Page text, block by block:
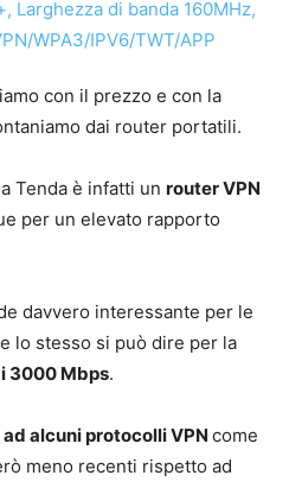
con il prezzo e con la
dai router portatili.
Tenda è infatti un router VPN
per un elevato rapporto
davvero interessante per le
lo stesso si può dire per la
3000 Mbps.
alcuni protocolli VPN come
meno recenti rispetto ad